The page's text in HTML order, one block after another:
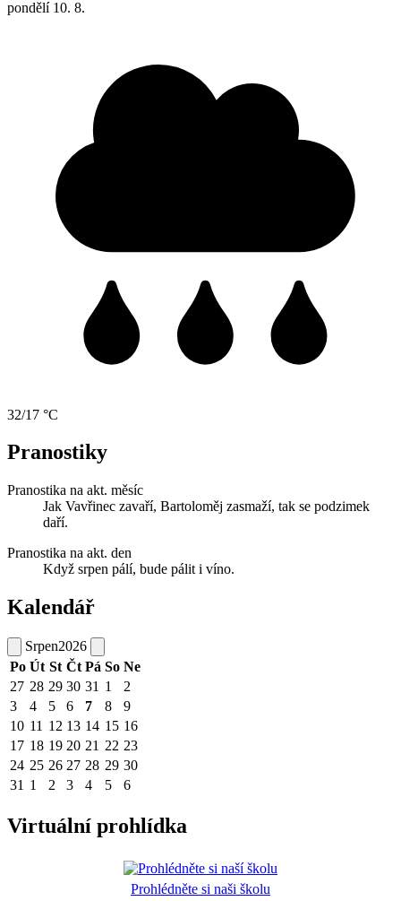
pondělí 10. 8.
32/17 °C
Pranostiky
Pranostika na akt. měsíc
Jak Vavřinec zavaří, Bartoloměj zasmaží, tak se podzimek
daří.
Pranostika na akt. den
Když srpen pálí, bude pálit i víno.
Kalendář
Srpen2026
Po Út St Čt Pá So Ne
27 28 29 30 31 1
2
3
4 5 6 7 8
9
10 11 12 13 14 15 16
17 18 19 20 21 22 23
24 25 26 27 28 29 30
31 1 2 3 4 5 6
Virtuální prohlídka
Prohlédněte si naši školu